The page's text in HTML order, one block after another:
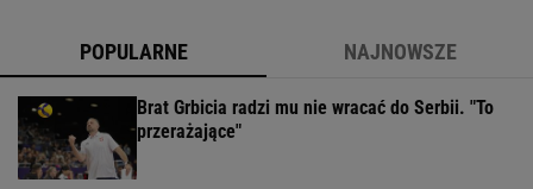
POPULARNE NAJNOWSZE
Brat Grbicia radzi mu nie wracać do Serbii. "To
przerażające"